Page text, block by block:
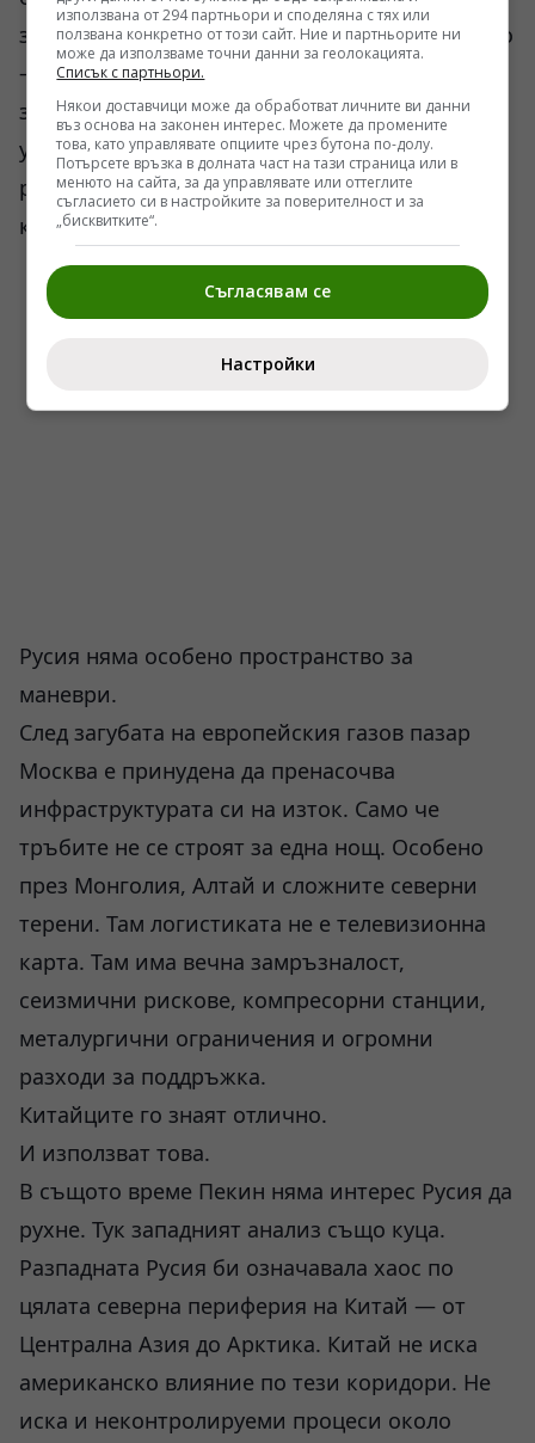
западните анализи премълчават най-важното
— Китай продължава да се пазари брутално
за цената. Пекин не подарява стратегически
услуги дори на Русия. Китайците искат евтин
ресурс, дългосрочни доставки и максимален
контрол върху условията.
Русия няма особено пространство за
маневри.
След загубата на европейския газов пазар
Москва е принудена да пренасочва
инфраструктурата си на изток. Само че
тръбите не се строят за една нощ. Особено
през Монголия, Алтай и сложните северни
терени. Там логистиката не е телевизионна
карта. Там има вечна замръзналост,
сеизмични рискове, компресорни станции,
металургични ограничения и огромни
разходи за поддръжка.
Китайците го знаят отлично.
И използват това.
В същото време Пекин няма интерес Русия да
рухне. Тук западният анализ също куца.
Разпадната Русия би означавала хаос по
цялата северна периферия на Китай — от
Централна Азия до Арктика. Китай не иска
американско влияние по тези коридори. Не
иска и неконтролируеми процеси около
използвана от 294 партньори и споделяна с тях или
ползвана конкретно от този сайт. Ние и партньорите ни
може да използваме точни данни за геолокацията.
Списък с партньори.
Някои доставчици може да обработват личните ви данни
въз основа на законен интерес. Можете да промените
това, като управлявате опциите чрез бутона по-долу.
Потърсете връзка в долната част на тази страница или в
менюто на сайта, за да управлявате или оттеглите
съгласието си в настройките за поверителност и за
„бисквитките“.
Съгласявам се
Настройки